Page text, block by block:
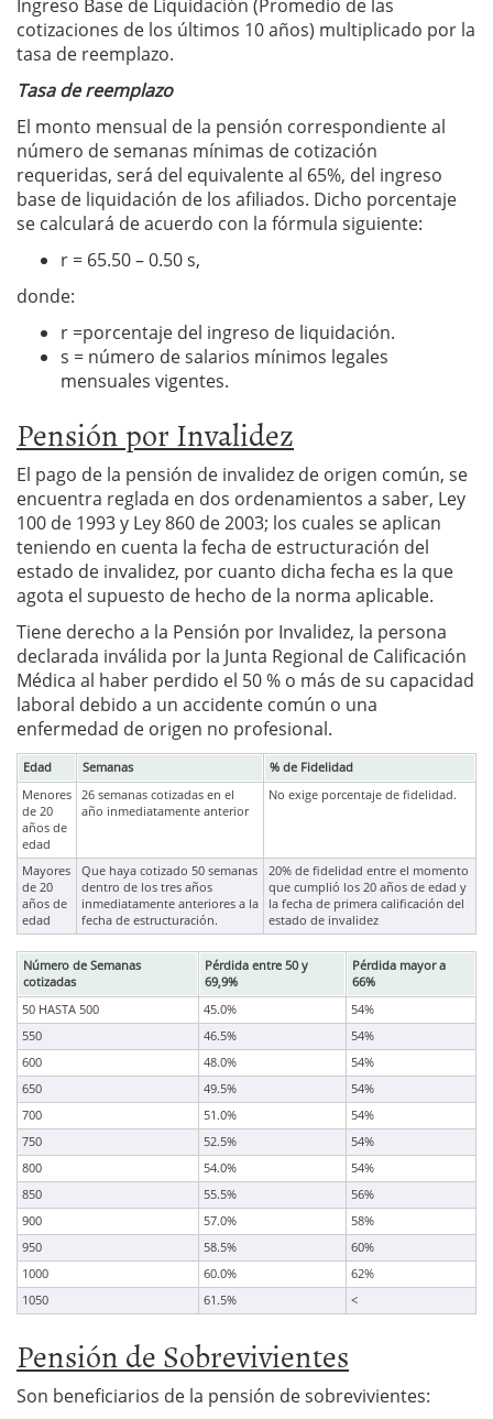
Ingreso Base de Liquidación (Promedio de las
cotizaciones de los últimos 10 años) multiplicado por la
tasa de reemplazo.
Tasa de reemplazo
El monto mensual de la pensión correspondiente al
número de semanas mínimas de cotización
requeridas, será del equivalente al 65%, del ingreso
base de liquidación de los afiliados. Dicho porcentaje
se calculará de acuerdo con la fórmula siguiente:
r = 65.50 – 0.50 s,
donde:
r =porcentaje del ingreso de liquidación.
s = número de salarios mínimos legales
mensuales vigentes.
Pensión por Invalidez
El pago de la pensión de invalidez de origen común, se
encuentra reglada en dos ordenamientos a saber, Ley
100 de 1993 y Ley 860 de 2003; los cuales se aplican
teniendo en cuenta la fecha de estructuración del
estado de invalidez, por cuanto dicha fecha es la que
agota el supuesto de hecho de la norma aplicable.
Tiene derecho a la Pensión por Invalidez, la persona
declarada inválida por la Junta Regional de Calificación
Médica al haber perdido el 50 % o más de su capacidad
laboral debido a un accidente común o una
enfermedad de origen no profesional.
Edad Semanas
% de Fidelidad
Menores
de 20
años de
edad
26 semanas cotizadas en el
año inmediatamente anterior
No exige porcentaje de fidelidad.
Mayores
de 20
años de
edad
Que haya cotizado 50 semanas
dentro de los tres años
inmediatamente anteriores a la
fecha de estructuración.
20% de fidelidad entre el momento
que cumplió los 20 años de edad y
la fecha de primera calificación del
estado de invalidez
Número de Semanas
cotizadas
Pérdida entre 50 y
69,9%
Pérdida mayor a
66%
50 HASTA 500
45.0%
54%
550
46.5%
54%
600
48.0%
54%
650
49.5%
54%
700
51.0%
54%
750
52.5%
54%
800
54.0%
54%
850
55.5%
56%
900
57.0%
58%
950
58.5%
60%
1000
60.0%
62%
1050
61.5% <
Pensión de Sobrevivientes
Son beneficiarios de la pensión de sobrevivientes: